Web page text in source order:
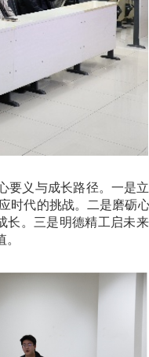
要义与成长路径。一是
时代的挑战。二是磨砺
长。三是明德精工启未